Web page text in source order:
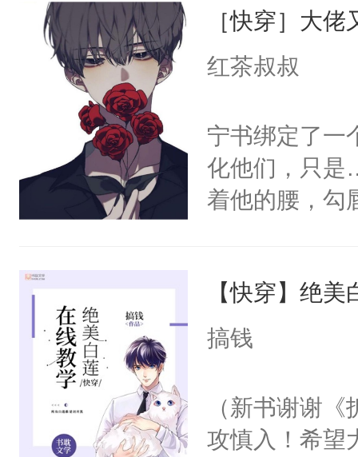
［快穿］大
红茶叔叔
宁书绑定了一
化他们，只是
着他的腰，勾
来，给老公
用力——为你
【快穿】绝
搞钱
（新书谢谢
攻慎入！希望